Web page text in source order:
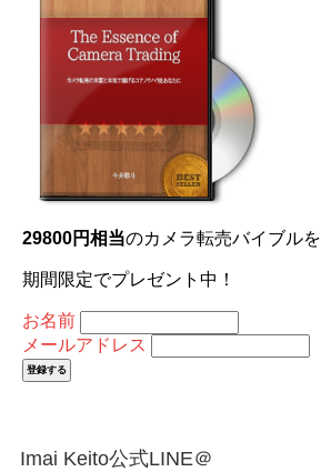
29800円相当のカメラ転売バイブルを
期間限定でプレゼント中！
お名前
メールアドレス
Imai Keito公式LINE＠